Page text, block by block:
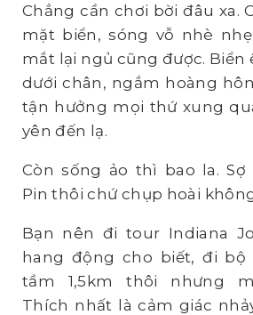
Chẳng cần chơi bời đâu xa.
mặt biển, sóng vỗ nhè
mắt lại ngủ cũng được. Biển
dưới chân, ngắm hoàng
tận hưởng mọi thứ xung
yên đến lạ.
Còn sống ảo thì bao la.
Pin thôi chứ chụp hoài
Bạn nên đi tour Indiana
hang động cho biết, đi bộ
tầm 1,5km thôi nhưng
Thích nhất là cảm giác